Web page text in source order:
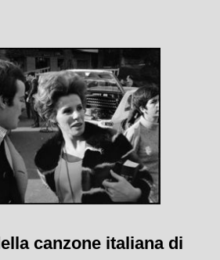
canzone italiana di